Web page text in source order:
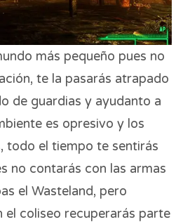
más pequeño pues no
te la pasarás atrapado
de guardias y ayudanto a
es opresivo y los
todo el tiempo te sentirás
no contarás con las armas
el Wasteland, pero
el coliseo recuperarás parte